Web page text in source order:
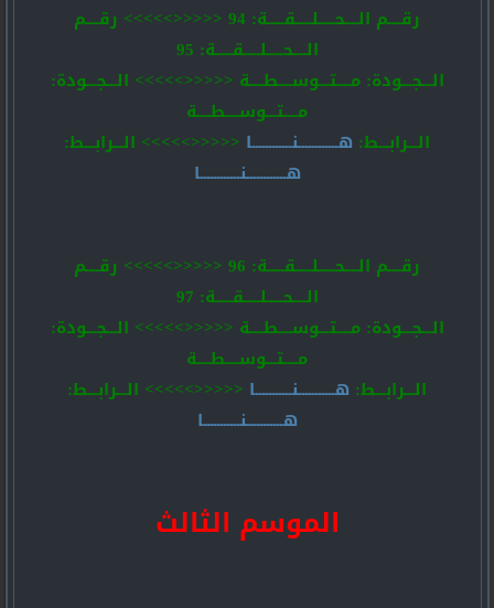
رقــــم الــــحـــــلـــــقـــــة: 94 <<<<<>>>>> رقــــم
الــــحـــــلـــــقـــــة: 95
الـــجـــودة: مــــتـــوســــطــــة <<<<<>>>>> الـــجـــودة:
مــــتـــوســــطــــة
الـــرابـــط: هــــــــــــنــــــــــــا <<<<<>>>>> الـــرابـــط:
هــــــــــــنــــــــــــا
رقــــم الــــحـــــلـــــقـــــة: 96 <<<<<>>>>> رقــــم
الــــحـــــلـــــقـــــة: 97
الـــجـــودة: مــــتـــوســــطــــة <<<<<>>>>> الـــجـــودة:
مــــتـــوســــطــــة
الـــرابـــط: هـــــــــــنـــــــــــا <<<<<>>>>> الـــرابـــط:
هـــــــــــنـــــــــــا
الموسم الثالث